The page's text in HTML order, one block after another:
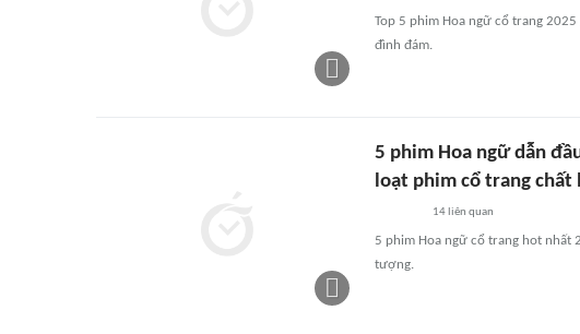
Top 5 phim Hoa ngữ cổ trang
đình đám.
5 phim Hoa ngữ dẫn
loạt phim cổ trang chất
14liên quan
5 phim Hoa ngữ cổ trang hot nhất
tượng.